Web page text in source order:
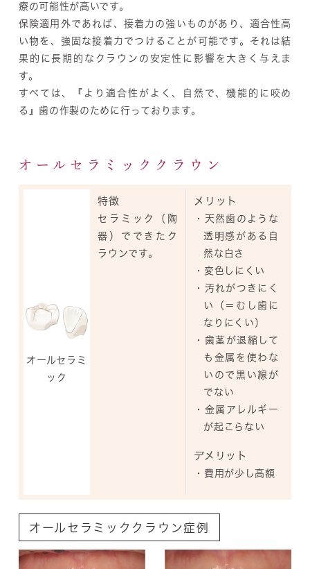
療の可能性が高いです。
保険適用外であれば、接着力の強いものがあり、適合性高
い物を、強固な接着力でつけることが可能です。それは結
果的に長期的なクラウンの安定性に影響を大きく与えま
す。
すべては、
『より適合性がよく、自然で、機能的に咬め
る』歯の作製のために行っております。
オールセラミッククラウン
オールセラミ
ック
特徴
セラミック（陶
器）でできたク
ラウンです。
メリット
・天然歯のような
透明感がある自
然な白さ
・変色しにくい
・汚れがつきにく
い（＝むし歯に
なりにくい）
・歯茎が退縮して
も金属を使わな
いので黒い線が
でない
・金属アレルギー
が起こらない
デメリット
・費用が少し高額
オールセラミッククラウン症例